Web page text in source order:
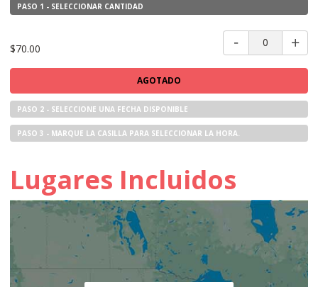
PASO 1 - SELECCIONAR CANTIDAD
$70.00 0
AGOTADO
PASO 2 - SELECCIONE UNA FECHA DISPONIBLE
PASO 3 - MARQUE LA CASILLA PARA SELECCIONAR LA HORA.
Lugares Incluidos